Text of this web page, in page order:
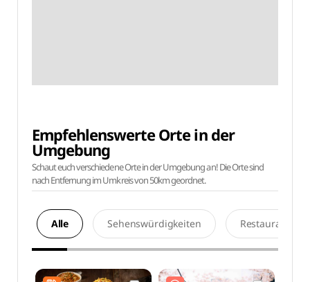
Empfehlenswerte Orte in der
Umgebung
Schaut euch verschiedene Orte in der Umgebung an! Die Orte sind
nach Entfernung im Umkreis von 50km geordnet.
Alle Sehenswürdigkeiten Restaurants